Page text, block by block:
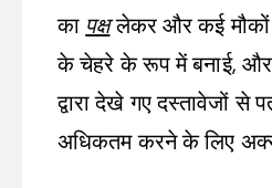
का पक्षलेकर और कई मौकों
के चेहरे के रूप में बनाई, और
द्वारा देखे गए दस्तावेजों
अधिकतम करने के लिए